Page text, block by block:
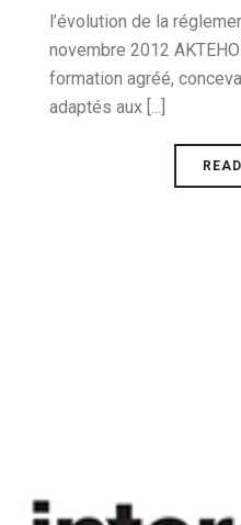
l’évolution de la
novembre 2012
formation agréé,
adaptés aux [...]